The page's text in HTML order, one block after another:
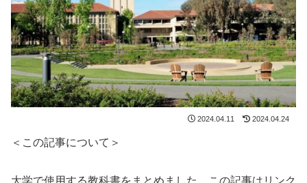
2024.04.11 2024.04.24
＜この記事について＞